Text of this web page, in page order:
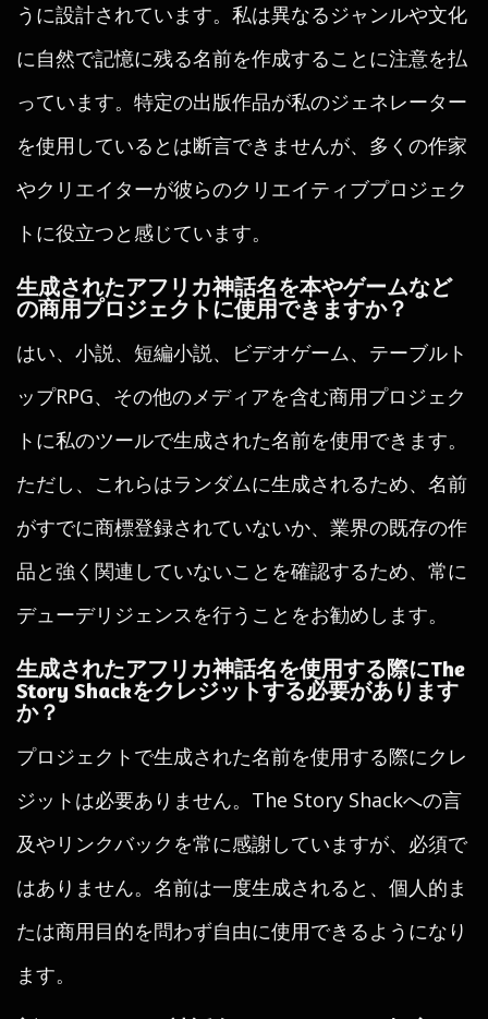
うに設計されています。私は異なるジャンルや文化
に自然で記憶に残る名前を作成することに注意を払
っています。特定の出版作品が私のジェネレーター
を使用しているとは断言できませんが、多くの作家
やクリエイターが彼らのクリエイティブプロジェク
トに役立つと感じています。
生成されたアフリカ神話名を本やゲームなど
の商用プロジェクトに使用できますか？
はい、小説、短編小説、ビデオゲーム、テーブルト
ップRPG、その他のメディアを含む商用プロジェク
トに私のツールで生成された名前を使用できます。
ただし、これらはランダムに生成されるため、名前
がすでに商標登録されていないか、業界の既存の作
品と強く関連していないことを確認するため、常に
デューデリジェンスを行うことをお勧めします。
生成されたアフリカ神話名を使用する際にThe
Story Shackをクレジットする必要があります
か？
プロジェクトで生成された名前を使用する際にクレ
ジットは必要ありません。The Story Shackへの言
及やリンクバックを常に感謝していますが、必須で
はありません。名前は一度生成されると、個人的ま
たは商用目的を問わず自由に使用できるようになり
ます。